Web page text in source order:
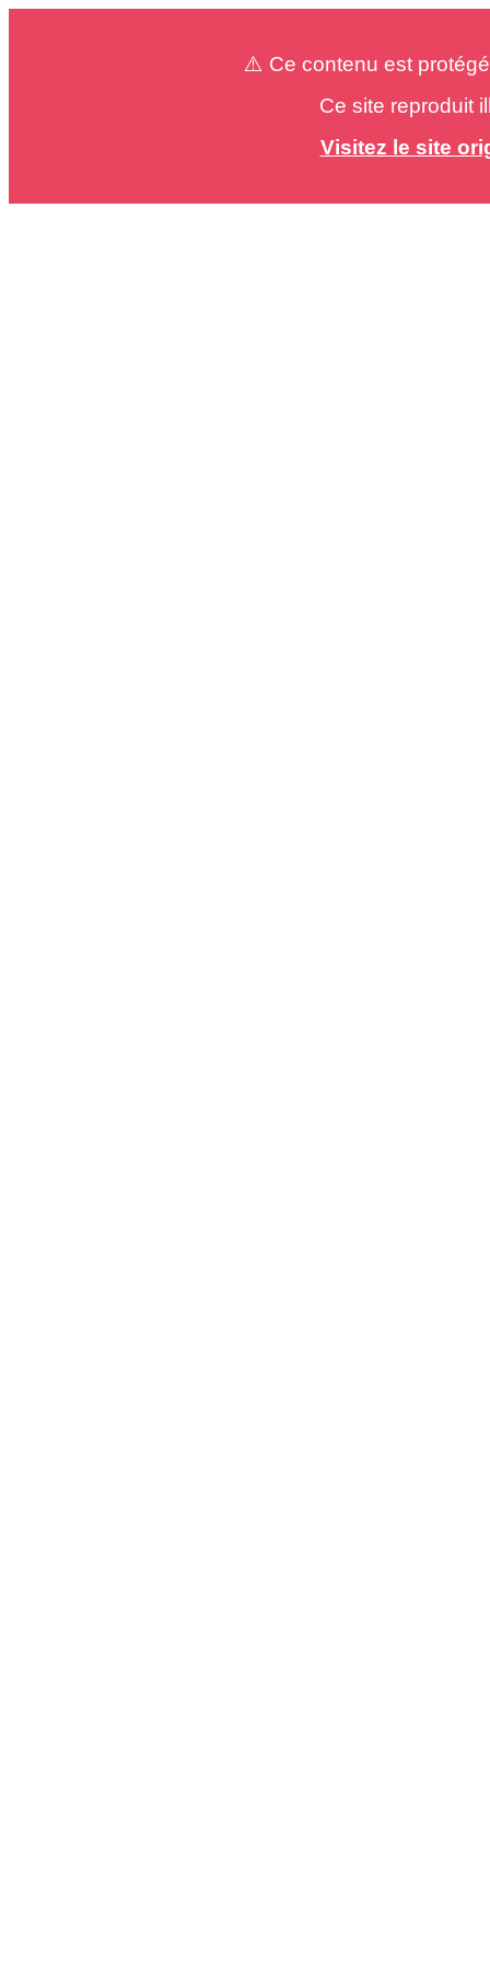
⚠️ Ce contenu est
Ce site reproduit
Visitez le site